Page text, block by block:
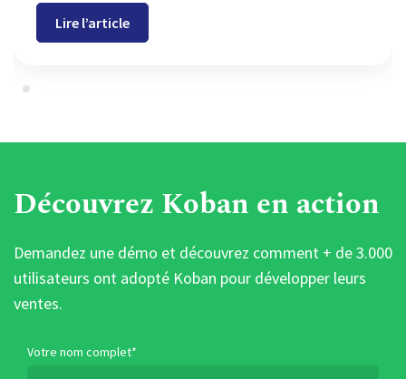
Lire l’article
Découvrez Koban en action
Demandez une démo et découvrez comment + de 3.000
utilisateurs ont adopté Koban pour développer leurs
ventes.
Votre nom complet*